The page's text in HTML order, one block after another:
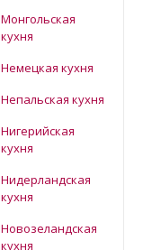
Монгольская
кухня
Немецкая кухня
Непальская кухня
Нигерийская
кухня
Нидерландская
кухня
Новозеландская
кухня